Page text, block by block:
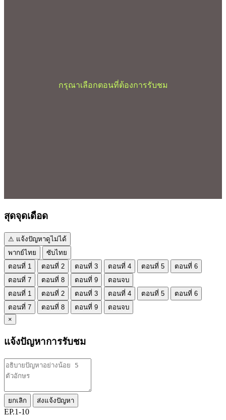
กรุณาเลือกตอนที่ต้องการรับชม
สุดจุดเดือด
⚠ แจ้งปัญหาดูไม่ได้
พากย์ไทย
ซับไทย
ตอนที่ 1
ตอนที่ 2 ตอนที่ 3 ตอนที่ 4 ตอนที่ 5
ตอนที่ 6
ตอนที่ 7
ตอนที่ 8 ตอนที่ 9
ตอนจบ
ตอนที่ 1
ตอนที่ 2 ตอนที่ 3 ตอนที่ 4 ตอนที่ 5
ตอนที่ 6
ตอนที่ 7
ตอนที่ 8 ตอนที่ 9
ตอนจบ
×
แจ้งปัญหาการรับชม
ยกเลิก ส่งแจ้งปัญหา
EP.1-10